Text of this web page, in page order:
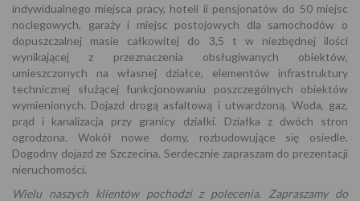
indywidualnego miejsca pracy, hoteli ii pensjonatów do 50 miejsc
noclegowych, garaży i miejsc postojowych dla samochodów o
dopuszczalnej masie całkowitej do 3,5 t w niezbędnej ilości
wynikającej z przeznaczenia obsługiwanych obiektów,
umieszczonych na własnej działce, elementów infrastruktury
technicznej służącej funkcjonowaniu poszczególnych obiektów
wymienionych. Dojazd drogą asfaltową i utwardzoną. Woda, gaz,
prąd i kanalizacja przy granicy działki. Działka z dwóch stron
ogrodzona. Wokół nowe domy, rozbudowujące się osiedle.
Dogodny dojazd ze Szczecina. Serdecznie zapraszam do prezentacji
nieruchomości.
Wielu naszych klientów pochodzi z polecenia. Zapraszamy do